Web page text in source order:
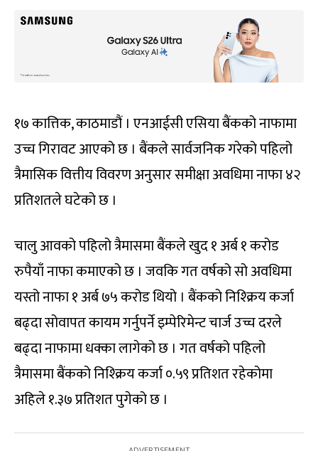
१७ कात्तिक, काठमाडौं । एनआईसी एसिया बैंकको नाफामा
उच्च गिरावट आएको छ । बैंकले सार्वजनिक गरेको पहिलो
त्रैमासिक वित्तीय विवरण अनुसार समीक्षा अवधिमा नाफा ४२
प्रतिशतले घटेको छ ।
चालु आवको पहिलो त्रैमासमा बैंकले खुद १ अर्ब १ करोड
रुपैयाँ नाफा कमाएको छ । जवकि गत वर्षको सो अवधिमा
यस्तो नाफा १ अर्ब ७५ करोड थियो । बैंकको निश्क्रिय कर्जा
बढ्दा सोवापत कायम गर्नुपर्ने इम्पेरिमेन्ट चार्ज उच्च दरले
बढ्दा नाफामा धक्का लागेको छ । गत वर्षको पहिलो
त्रैमासमा बैंकको निश्क्रिय कर्जा ०.५९ प्रतिशत रहेकोमा
अहिले १.३७ प्रतिशत पुगेको छ ।